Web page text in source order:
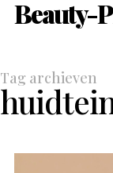
Beauty-
Tag archieven